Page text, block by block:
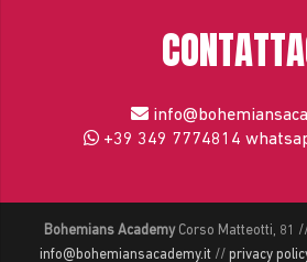
+39 349 7774814
Bohemians AcademyCorso Matteotti, 81
info@bohemiansacademy.it// privacy